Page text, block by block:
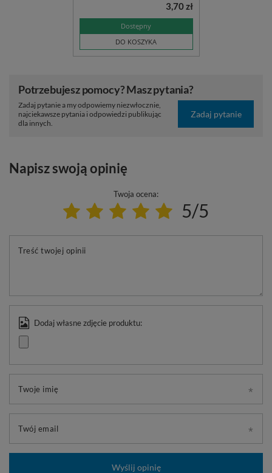
Dostępny
DO KOSZYKA
3,70 zł
Potrzebujesz pomocy? Masz pytania?
Zadaj pytanie a my odpowiemy niezwłocznie,
najciekawsze pytania i odpowiedzi publikując
dla innych.
Zadaj pytanie
Napisz swoją opinię
Twoja ocena:
5/5
Treść twojej opinii
Dodaj własne zdjęcie produktu:
Twoje imię
Twój email
Wyślij opinię